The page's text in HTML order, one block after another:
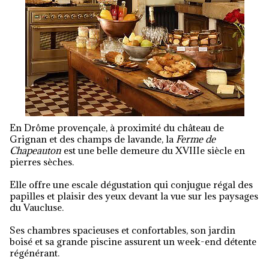
En Drôme provençale, à proximité du château de
Grignan et des champs de lavande, laFerme de
Chapeauton est une belle demeure du XVIIIe siècle en
pierres sèches.
Elle offre une escale dégustation qui conjugue régal des
papilles et plaisir des yeux devant la vue sur les paysages
du Vaucluse.
Ses chambres spacieuses et confortables, son jardin
boisé et sa grande piscine assurent un week-end détente
régénérant.